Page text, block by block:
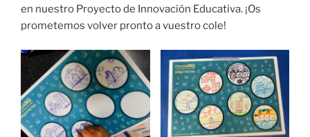
en nuestro Proyecto de Innovación Educativa. ¡Os
prometemos volver pronto a vuestro cole!